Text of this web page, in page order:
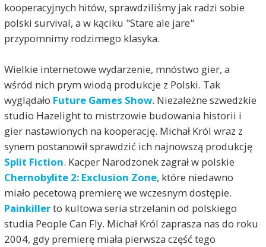
kooperacyjnych hitów, sprawdziliśmy jak radzi sobie
polski survival, a w kąciku "Stare ale jare"
przypomnimy rodzimego klasyka.
Wielkie internetowe wydarzenie, mnóstwo gier, a
wśród nich prym wiodą produkcje z Polski. Tak
wyglądało Future Games Show. Niezależne szwedzkie
studio Hazelight to mistrzowie budowania historii i
gier nastawionych na kooperację. Michał Król wraz z
synem postanowił sprawdzić ich najnowszą produkcję
Split Fiction. Kacper Narodzonek zagrał w polskie
Chernobylite 2: Exclusion Zone, które niedawno
miało pecetową premierę we wczesnym dostępie.
Painkillerto kultowa seria strzelanin od polskiego
studia People Can Fly. Michał Król zaprasza nas do roku
2004, gdy premierę miała pierwsza część tego